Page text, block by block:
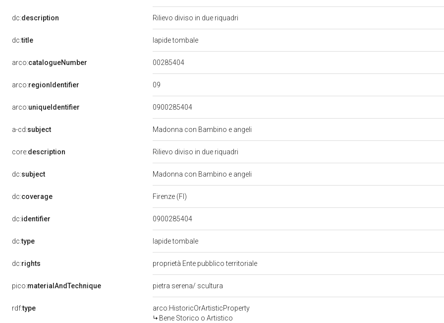
dc:description Rilievo diviso in due riquadri
dc:title lapide tombale
arco:catalogueNumber 00285404
arco:regionIdentifier 09
arco:uniqueIdentifier 0900285404
a-cd:subject Madonna con Bambino e angeli
core:description Rilievo diviso in due riquadri
dc:subject Madonna con Bambino e angeli
dc:coverage Firenze (FI)
dc:identifier 0900285404
dc:type lapide tombale
dc:rights proprietà Ente pubblico territoriale
pico:materialAndTechnique pietra serena/ scultura
rdf:type
arco:HistoricOrArtisticProperty
Bene Storico o Artistico